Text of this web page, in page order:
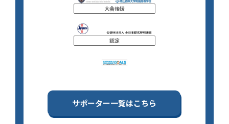
大会後援
認定
サポーター一覧はこちら